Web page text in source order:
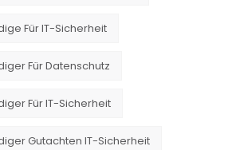
Für IT-Sicherheit
Für Datenschutz
Für IT-Sicherheit
Gutachten IT-Sicherheit